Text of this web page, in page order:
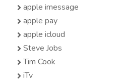
apple imessage
apple pay
apple icloud
Steve Jobs
Tim Cook
iTv